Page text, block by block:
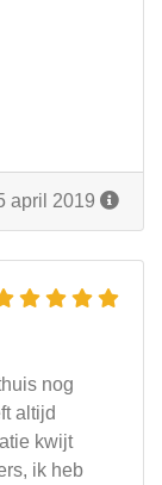
april 2019
nog
altijd
kwijt
ik heb